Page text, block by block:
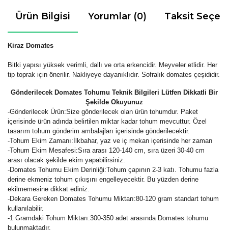
Ürün Bilgisi Yorumlar (0) Taksit
Kiraz Domates
Bitki yapısı yüksek verimli, dallı ve orta erkencidir. Meyveler etlidir. Her
tip toprak için önerilir. Nakliyeye dayanıklıdır. Sofralık domates çeşididir.
Gönderilecek Domates Tohumu Teknik Bilgileri Lütfen Dikkatli Bir
Şekilde Okuyunuz
-Gönderilecek Ürün:Size gönderilecek olan ürün tohumdur. Paket
içerisinde ürün adında belirtilen miktar kadar tohum mevcuttur. Özel
tasarım tohum gönderim ambalajları içerisinde gönderilecektir.
-Tohum Ekim Zamanı:İlkbahar, yaz ve iç mekan içerisinde her zaman
-Tohum Ekim Mesafesi:Sıra arası 120-140 cm, sıra üzeri 30-40 cm
arası olacak şekilde ekim yapabilirsiniz.
-Domates Tohumu Ekim Derinliği:Tohum çapının 2-3 katı. Tohumu fazla
derine ekmeniz tohum çıkışını engelleyecektir. Bu yüzden derine
ekilmemesine dikkat ediniz.
-Dekara Gereken Domates Tohumu Miktarı:80-120 gram standart tohum
kullanılabilir.
-1 Gramdaki Tohum Miktarı:300-350 adet arasında Domates tohumu
bulunmaktadır.